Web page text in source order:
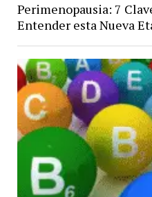
Perimenopausia: 7
Entender esta Nueva